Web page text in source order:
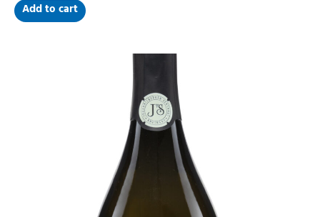
Add to cart